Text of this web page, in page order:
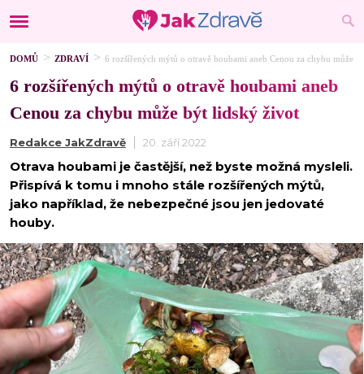
DOMŮ ZDRAVÍ 6 rozšířených mýtů o otravě houbami aneb Cenou za chybu může
6 rozšířených mýtů o otravě houbami aneb
Cenou za chybu může být lidský život
Redakce JakZdravě 20. září 2022
Otrava houbami je častější, než byste možná mysleli.
Přispívá k tomu i mnoho stále rozšířených mýtů,
jako například, že nebezpečné jsou jen jedovaté
houby.